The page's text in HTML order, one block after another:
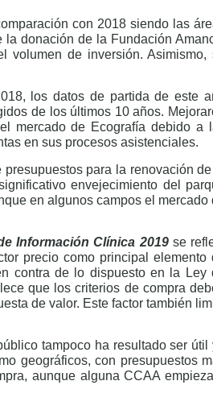
con 2018 siendo las
donación de la Fundación
volumen de inversión. Asimismo,
los datos de partida de este
de los últimos 10 años.
mercado de Ecografía debido a
en sus procesos asistenciales.
para la renovación
envejecimiento del
en algunos campos el mercado
Información Clínica 2019se
precio como principal elemento
contra de lo dispuesto en la Ley
que los criterios de compra
de valor. Este factor también
tampoco ha resultado ser útil
geográficos, con presupuestos
aunque alguna CCAA